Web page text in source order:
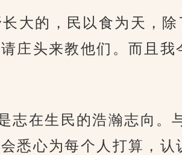
大的，民以食为天，
庄头来教他们。而且
在生民的浩瀚志向。
悉心为每个人打算，认